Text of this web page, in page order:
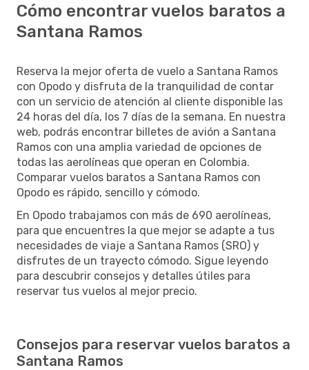
Cómo encontrar vuelos baratos a
Santana Ramos
Reserva la mejor oferta de vuelo a Santana Ramos
con Opodo y disfruta de la tranquilidad de contar
con un servicio de atención al cliente disponible las
24 horas del día, los 7 días de la semana. En nuestra
web, podrás encontrar billetes de avión a Santana
Ramos con una amplia variedad de opciones de
todas las aerolíneas que operan en Colombia.
Comparar vuelos baratos a Santana Ramos con
Opodo es rápido, sencillo y cómodo.
En Opodo trabajamos con más de 690 aerolíneas,
para que encuentres la que mejor se adapte a tus
necesidades de viaje a Santana Ramos (SRO) y
disfrutes de un trayecto cómodo. Sigue leyendo
para descubrir consejos y detalles útiles para
reservar tus vuelos al mejor precio.
Consejos para reservar vuelos baratos a
Santana Ramos